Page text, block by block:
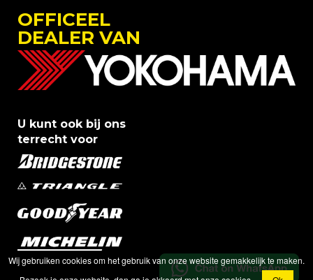
OFFICEEL
DEALER VAN
U kunt ook bij ons
terrecht voor
Wij gebruiken cookies om het gebruik van onze website gemakkelijk te maken.